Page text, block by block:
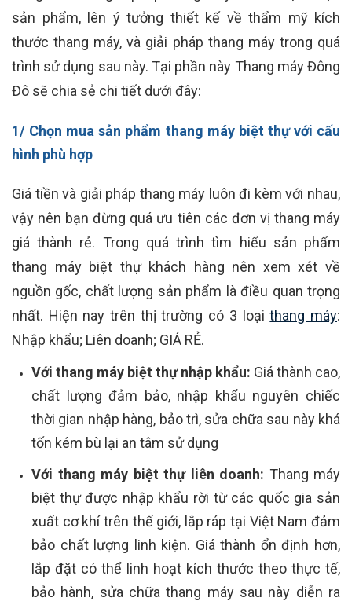
sản phẩm, lên ý tưởng thiết kế về thẩm mỹ kích
thước thang máy, và giải pháp thang máy trong quá
trình sử dụng sau này. Tại phần này Thang máy Đông
Đô sẽ chia sẻ chi tiết dưới đây:
1/ Chọn mua sản phẩm thang máy biệt thự với cấu
hình phù hợp
Giá tiền và giải pháp thang máy luôn đi kèm với nhau,
vậy nên bạn đừng quá ưu tiên các đơn vị thang máy
giá thành rẻ. Trong quá trình tìm hiểu sản phẩm
thang máy biệt thự khách hàng nên xem xét về
nguồn gốc, chất lượng sản phẩm là điều quan trọng
nhất. Hiện nay trên thị trường có 3 loạithang máy:
Nhập khẩu; Liên doanh; GIÁ RẺ.
Với thang máy biệt thự nhập khẩu: Giá thành cao,
chất lượng đảm bảo, nhập khẩu nguyên chiếc
thời gian nhập hàng, bảo trì, sửa chữa sau này khá
tốn kém bù lại an tâm sử dụng
Với thang máy biệt thự liên doanh: Thang máy
biệt thự được nhập khẩu rời từ các quốc gia sản
xuất cơ khí trên thế giới, lắp ráp tại Việt Nam đảm
bảo chất lượng linh kiện. Giá thành ổn định hơn,
lắp đặt có thể linh hoạt kích thước theo thực tế,
bảo hành, sửa chữa thang máy sau này diễn ra